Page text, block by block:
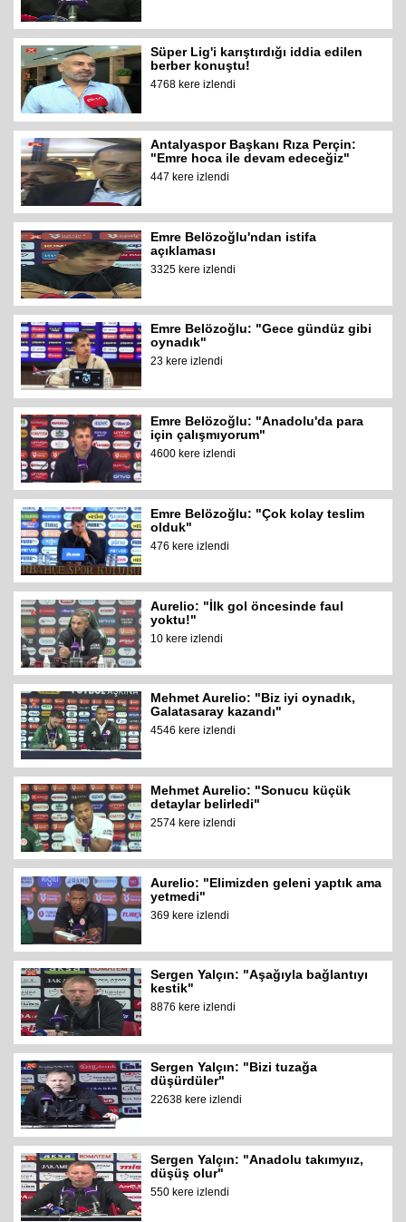
Süper Lig'i karıştırdığı iddia edilen
berber konuştu!
4768 kere izlendi
Antalyaspor Başkanı Rıza Perçin:
"Emre hoca ile devam edeceğiz"
447 kere izlendi
Emre Belözoğlu'ndan istifa
açıklaması
3325 kere izlendi
Emre Belözoğlu: "Gece gündüz gibi
oynadık"
23 kere izlendi
Emre Belözoğlu: "Anadolu'da para
için çalışmıyorum"
4600 kere izlendi
Emre Belözoğlu: "Çok kolay teslim
olduk"
476 kere izlendi
Aurelio: "İlk gol öncesinde faul
yoktu!"
10 kere izlendi
Mehmet Aurelio: "Biz iyi oynadık,
Galatasaray kazandı"
4546 kere izlendi
Mehmet Aurelio: "Sonucu küçük
detaylar belirledi"
2574 kere izlendi
Aurelio: "Elimizden geleni yaptık ama
yetmedi"
369 kere izlendi
Sergen Yalçın: "Aşağıyla bağlantıyı
kestik"
8876 kere izlendi
Sergen Yalçın: "Bizi tuzağa
düşürdüler"
22638 kere izlendi
Sergen Yalçın: "Anadolu takımyıız,
düşüş olur"
550 kere izlendi